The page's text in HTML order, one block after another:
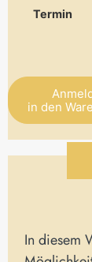
Termin
in den
In diesem